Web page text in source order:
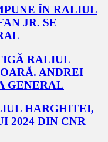
ÎN RALIUL
JR. SE
RALIUL
ANDREI
GENERAL
HARGHITEI,
2024 DIN CNR